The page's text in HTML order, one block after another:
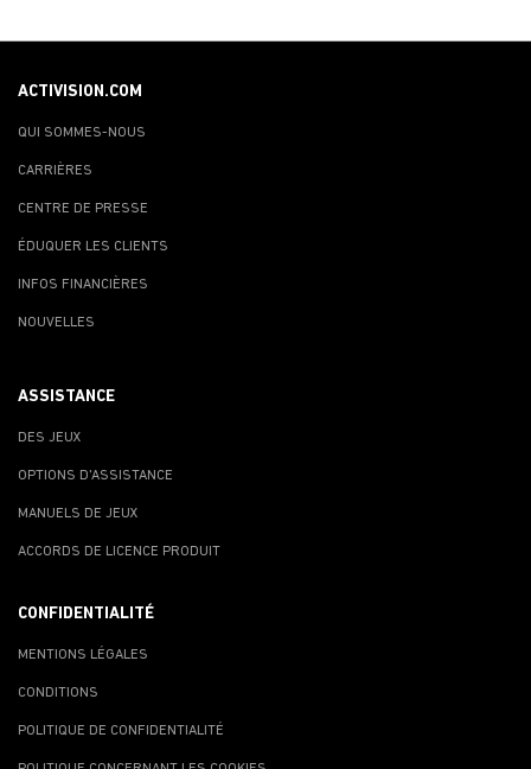
ACTIVISION.COM
QUI SOMMES-NOUS
CARRIÈRES
CENTRE DE PRESSE
ÉDUQUER LES CLIENTS
INFOS FINANCIÈRES
NOUVELLES
ASSISTANCE
DES JEUX
OPTIONS D'ASSISTANCE
MANUELS DE JEUX
ACCORDS DE LICENCE PRODUIT
CONFIDENTIALITÉ
MENTIONS LÉGALES
CONDITIONS
POLITIQUE DE CONFIDENTIALITÉ